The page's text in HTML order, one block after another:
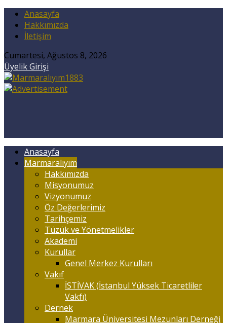
Anasayfa
Hakkımızda
İletişim
Cumartesi, Ağustos 8, 2026
Üyelik Girişi
Anasayfa
Marmaralıyım
Hakkımızda
Misyonumuz
Vizyonumuz
Öz Değerlerimiz
Tarihçemiz
Tüzük ve Yönetmelikler
Akademi
Kurullar
Genel Merkez Kurulları
Vakıf
İSTİVAK (İstanbul Yüksek Ticaretliler
Vakfı)
Dernek
Marmara Üniversitesi Mezunları Derneği